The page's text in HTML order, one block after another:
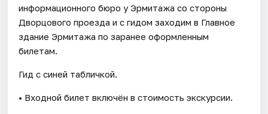
информационного бюро у Эрмитажа со стороны
Дворцового проезда и с гидом заходим в Главное
здание Эрмитажа по заранее оформленным
билетам.
Гид с синей табличкой.
• Входной билет включён в стоимость экскурсии.